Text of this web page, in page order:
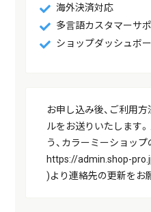
海外決済対応
多言語カスタマーサ
ショップダッシュボ
お申し込み後、ご利用
ルをお送りいたします
う、カラーミーショッ
https://admin.shop-
)より連絡先の更新をお